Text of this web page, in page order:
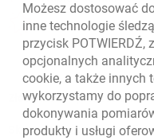
Oceń nas otwiera się
Złóż wniosek przez internet
Skontaktuj się ze Specjalistą
Możesz dostosować
inne technologie
przycisk
opcjonalnych
cookie, a także innych
wykorzystamy do
dokonywania
produkty i usługi